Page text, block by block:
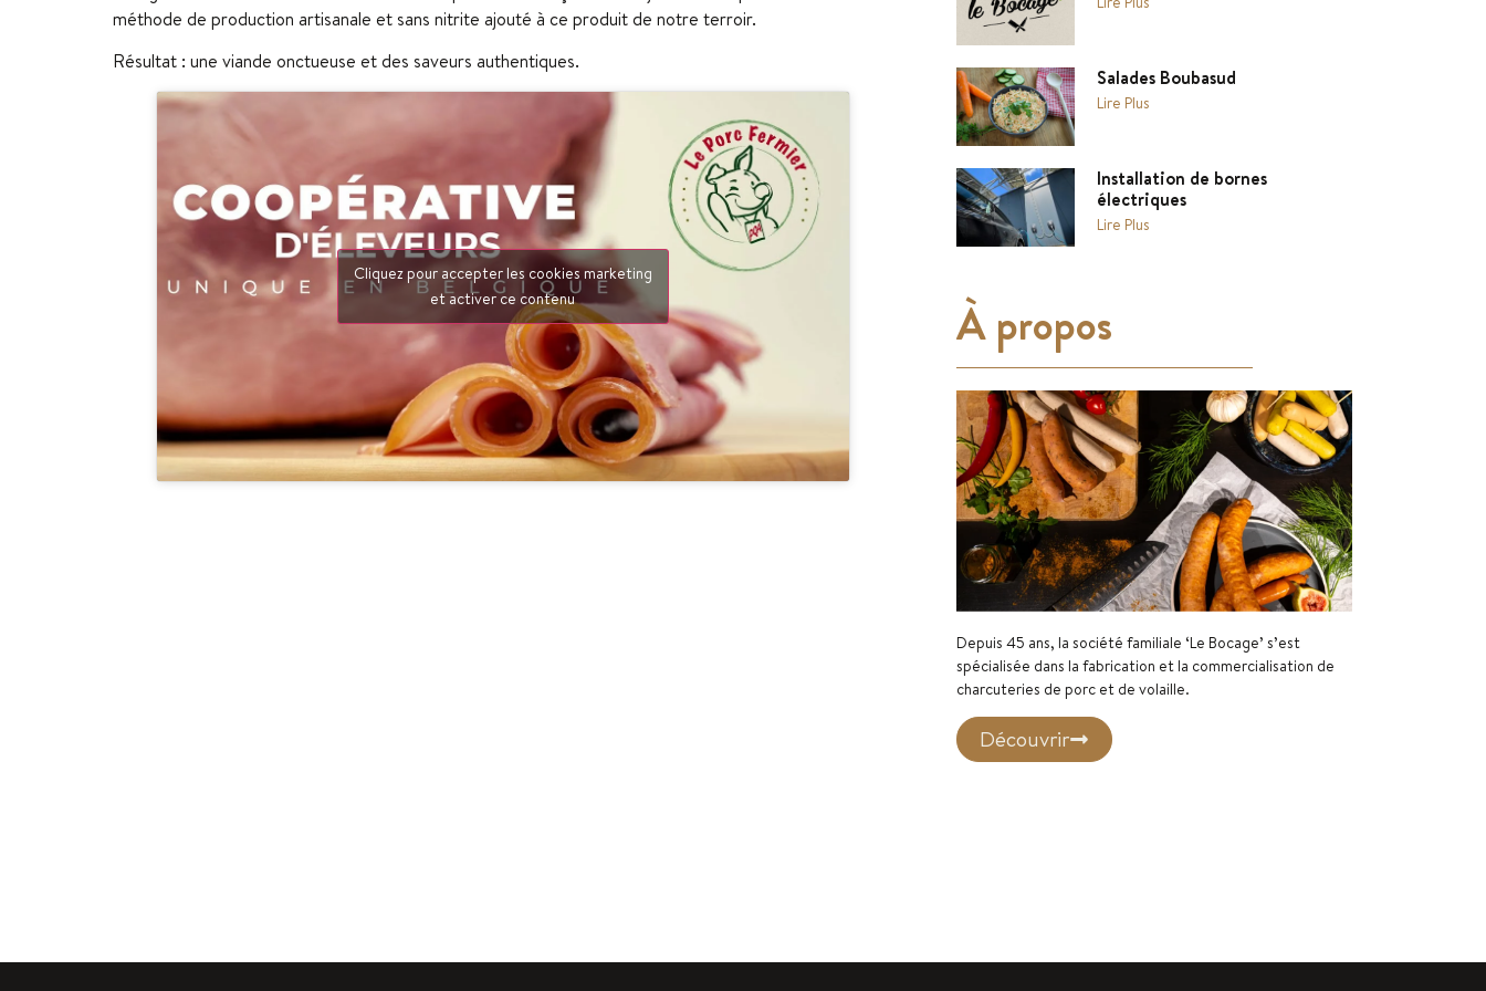
méthode de production artisanale et sans nitrite ajouté à ce produit de notre terroir.
Résultat : une viande onctueuse et des saveurs authentiques.
Cliquez pour accepter les cookies marketing
et activer ce contenu
Salades Boubasud
Lire Plus
Installation de bornes
électriques
Lire Plus
À propos
Depuis 45 ans, la société familiale ‘Le Bocage’ s’est
spécialisée dans la fabrication et la commercialisation de
charcuteries de porc et de volaille.
Découvrir